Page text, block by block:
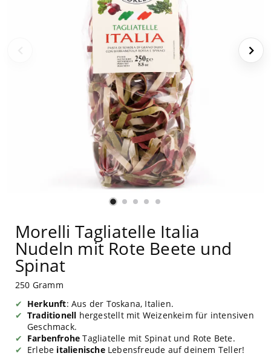
Morelli Tagliatelle Italia
Nudeln mit Rote Beete und
Spinat
250 Gramm
Herkunft: Aus der Toskana, Italien.
Traditionell hergestellt mit Weizenkeim für intensiven
Geschmack.
Farbenfrohe Tagliatelle mit Spinat und Rote Bete.
Erlebe italienischeLebensfreude auf deinem Teller!